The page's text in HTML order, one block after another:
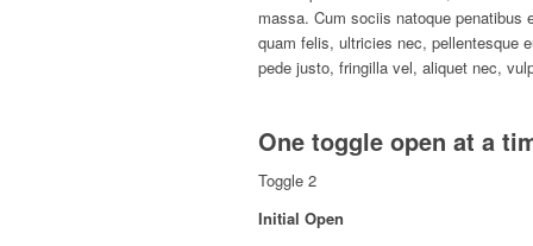
massa. Cum sociis natoque
quam felis, ultricies nec, pellentesque
pede justo, fringilla vel, aliquet nec,
One toggle open at a
Toggle 2
Initial Open